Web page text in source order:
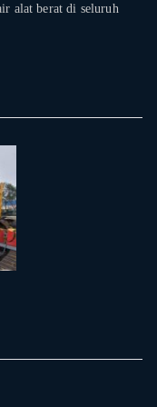
alat berat di seluruh